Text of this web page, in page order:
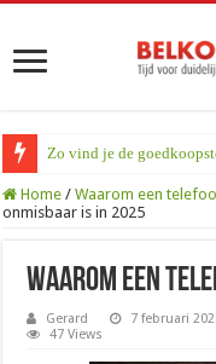
Zo vind je de
Home / Waarom een
onmisbaar is in 2025
Waarom een
Gerard 7 februari
47 Views